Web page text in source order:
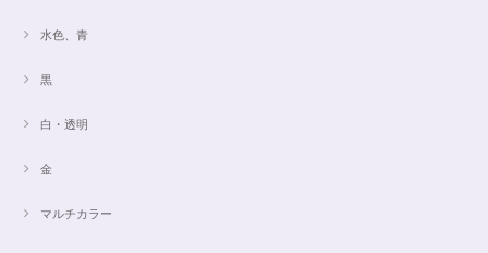
水色、青
黒
白・透明
金
マルチカラー